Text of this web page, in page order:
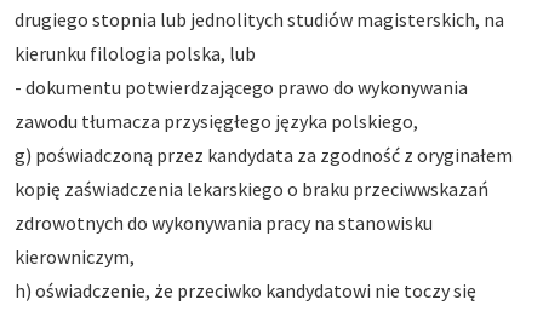
drugiego stopnia lub jednolitych studiów magisterskich, na
kierunku filologia polska, lub
- dokumentu potwierdzającego prawo do wykonywania
zawodu tłumacza przysięgłego języka polskiego,
g) poświadczoną przez kandydata za zgodność z oryginałem
kopię zaświadczenia lekarskiego o braku przeciwwskazań
zdrowotnych do wykonywania pracy na stanowisku
kierowniczym,
h) oświadczenie, że przeciwko kandydatowi nie toczy się